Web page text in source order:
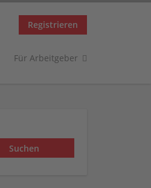
Registrieren
Für Arbeitgeber